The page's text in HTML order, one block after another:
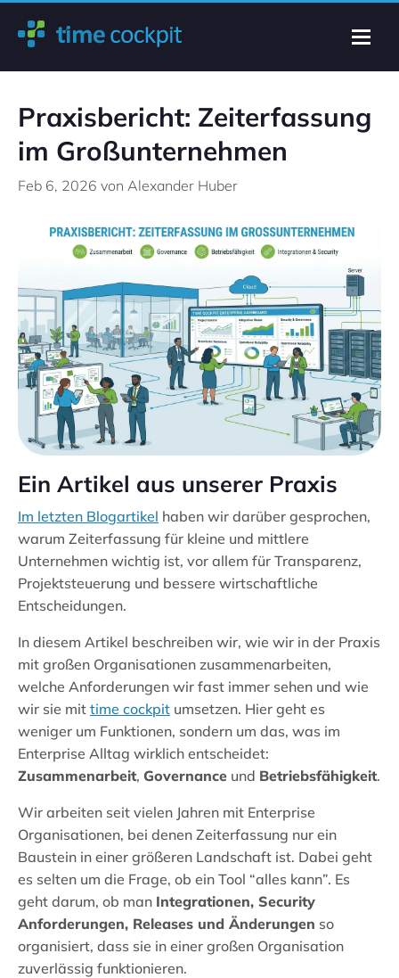
Praxisbericht: Zeiterfassung
im Großunternehmen
Feb 6, 2026 von Alexander Huber
Ein Artikel aus unserer Praxis
Im letzten Blogartikel haben wir darüber gesprochen,
warum Zeiterfassung für kleine und mittlere
Unternehmen wichtig ist, vor allem für Transparenz,
Projektsteuerung und bessere wirtschaftliche
Entscheidungen.
In diesem Artikel beschreiben wir, wie wir in der Praxis
mit großen Organisationen zusammenarbeiten,
welche Anforderungen wir fast immer sehen und wie
wir sie mit time cockpit umsetzen. Hier geht es
weniger um Funktionen, sondern um das, was im
Enterprise Alltag wirklich entscheidet:
Zusammenarbeit, Governance und Betriebsfähigkeit.
Wir arbeiten seit vielen Jahren mit Enterprise
Organisationen, bei denen Zeiterfassung nur ein
Baustein in einer größeren Landschaft ist. Dabei geht
es selten um die Frage, ob ein Tool “alles kann”. Es
geht darum, ob man Integrationen, Security
Anforderungen, Releases und Änderungen so
organisiert, dass sie in einer großen Organisation
zuverlässig funktionieren.